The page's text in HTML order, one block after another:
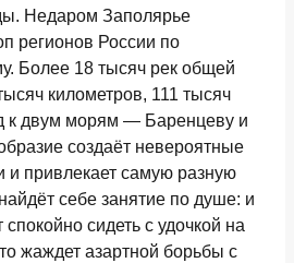
Недаром Заполярье
регионов России по
Более 18 тысяч рек общей
километров, 111 тысяч
к двум морям — Баренцеву и
создаёт невероятные
и привлекает самую разную
себе занятие по душе: и
спокойно сидеть с удочкой на
жаждет азартной борьбы с